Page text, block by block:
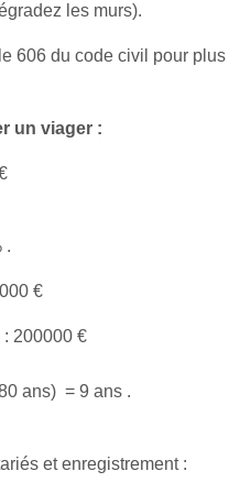
les murs).
606 du code civil pour plus
un viager :
.
€
200000 €
ans) = 9 ans .
et enregistrement :